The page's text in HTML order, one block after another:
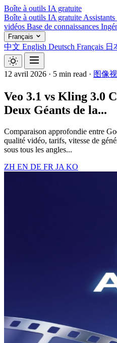
Boîte à outils IA gratuite
Boîte à outils IA gratuite
vidéos Base de connaissances
Français
中文 English Deutsch Français 日
12 avril 2026 · 5 min read · 图像
Veo 3.1 vs Kling 3.0
Deux Géants de la...
Comparaison approfondie entre
qualité vidéo, tarifs, vitesse de
sous tous les angles...
ZH EN DE FR JA KO